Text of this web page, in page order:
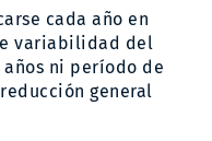
cada año en
variabilidad del
años ni período de
general